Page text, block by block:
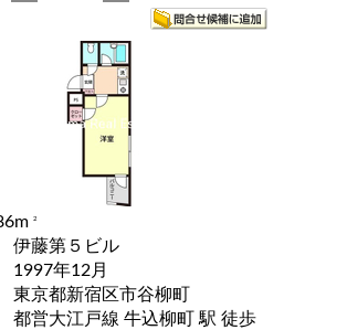
2
伊藤第５ビル
1997年12月
東京都新宿区市谷柳町
都営大江戸線 牛込柳町 駅 徒歩